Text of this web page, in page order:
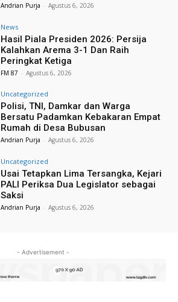
Andrian Purja - Agustus 6, 2026
News
Hasil Piala Presiden 2026: Persija
Kalahkan Arema 3-1 Dan Raih
Peringkat Ketiga
FM 87 - Agustus 6, 2026
Uncategorized
Polisi, TNI, Damkar dan Warga
Bersatu Padamkan Kebakaran Empat
Rumah di Desa Bubusan
Andrian Purja - Agustus 6, 2026
Uncategorized
Usai Tetapkan Lima Tersangka, Kejari
PALI Periksa Dua Legislator sebagai
Saksi
Andrian Purja - Agustus 6, 2026
- Advertisement -